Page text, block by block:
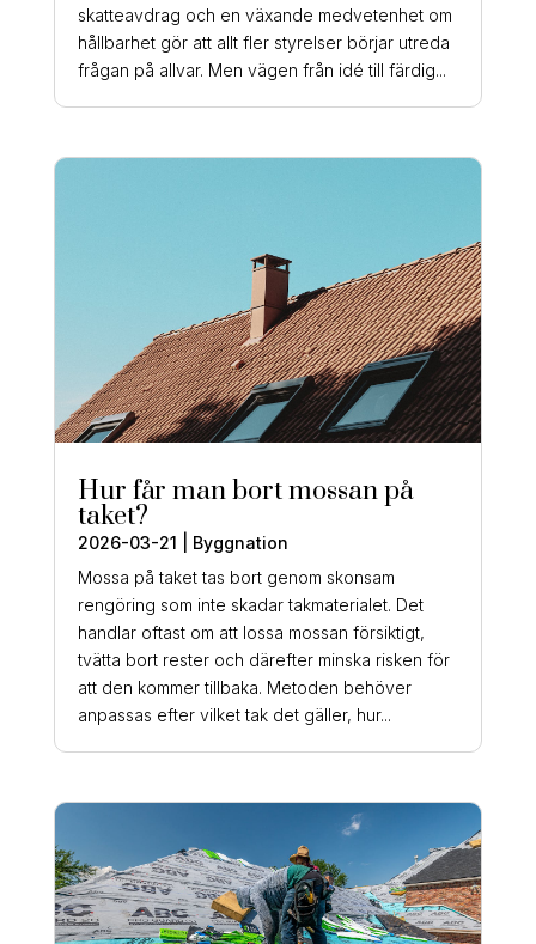
skatteavdrag och en växande medvetenhet om
hållbarhet gör att allt fler styrelser börjar utreda
frågan på allvar. Men vägen från idé till färdig...
Hur får man bort mossan på
taket?
2026-03-21
Byggnation
Mossa på taket tas bort genom skonsam
rengöring som inte skadar takmaterialet. Det
handlar oftast om att lossa mossan försiktigt,
tvätta bort rester och därefter minska risken för
att den kommer tillbaka. Metoden behöver
anpassas efter vilket tak det gäller, hur...